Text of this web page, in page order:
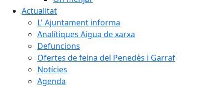
Actualitat
L' Ajuntament informa
Analítiques Aigua de xarxa
Defuncions
Ofertes de feina del Penedès i Garraf
Notícies
Agenda